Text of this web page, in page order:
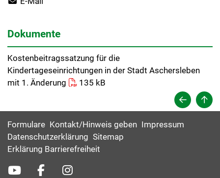
Dokumente
Kostenbeitragssatzung für die
Kindertageseinrichtungen in der Stadt Aschersleben
mit 1. Änderung
135 kB
Formulare Kontakt/Hinweis geben Impressum
Datenschutzerklärung Sitemap
Erklärung Barrierefreiheit